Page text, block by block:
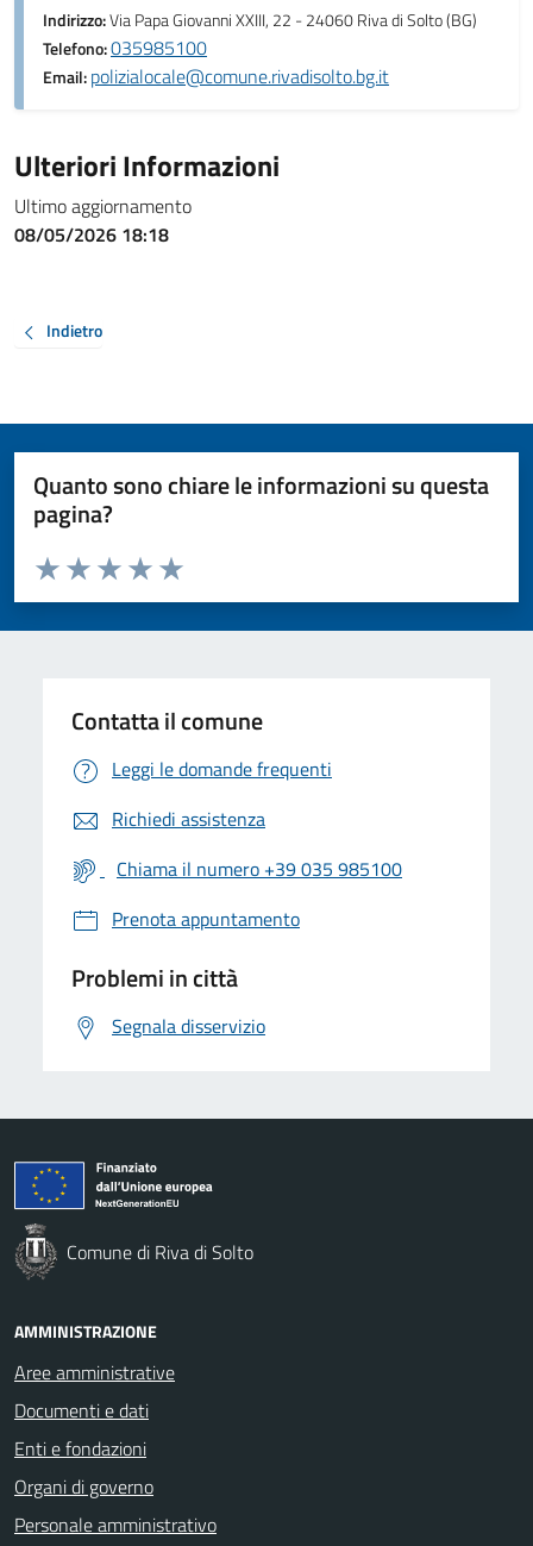
Indirizzo:Via Papa Giovanni XXIII, 22 - 24060 Riva di Solto (BG)
Telefono:035985100
Email:polizialocale@comune.rivadisolto.bg.it
Ulteriori Informazioni
Ultimo aggiornamento
08/05/2026 18:18
Indietro
Quanto sono chiare le informazioni su questa
pagina?
Valuta da 1 a 5 stelle la pagina
Valuta 5 stelle su 5
Valuta 4 stelle su 5
Valuta 3 stelle su 5
Valuta 2 stelle su 5
Valuta 1 stelle su 5
Contatta il comune
Leggi le domande frequenti
Richiedi assistenza
Chiama il numero +39 035 985100
Prenota appuntamento
Problemi in città
Segnala disservizio
Comune di Riva di Solto
AMMINISTRAZIONE
Aree amministrative
Documenti e dati
Enti e fondazioni
Organi di governo
Personale amministrativo